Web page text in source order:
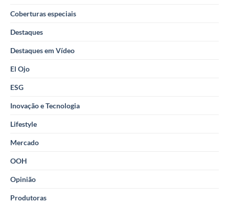
Coberturas especiais
Destaques
Destaques em Vídeo
El Ojo
ESG
Inovação e Tecnologia
Lifestyle
Mercado
OOH
Opinião
Produtoras